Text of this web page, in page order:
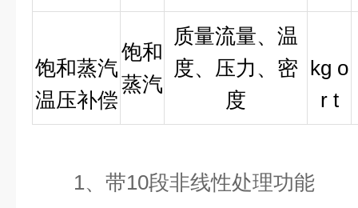
饱和蒸汽
温压补偿
饱和
蒸汽
质量流量、温
度、压力、密
度
kg o
r t
1、带10段非线性处理功能